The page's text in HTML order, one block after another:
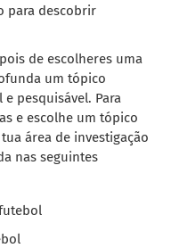
para descobrir
de escolheres uma
um tópico
pesquisável. Para
e escolhe um tópico
área de investigação
nas seguintes